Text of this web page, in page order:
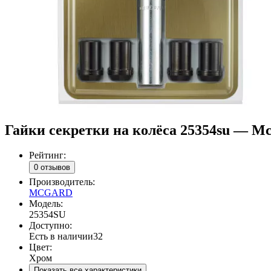
Гайки секретки на колёса 25354su —
Рейтинг:
0 отзывов
Производитель:
MCGARD
Модель:
25354SU
Доступно:
Есть в наличии32
Цвет:
Хром